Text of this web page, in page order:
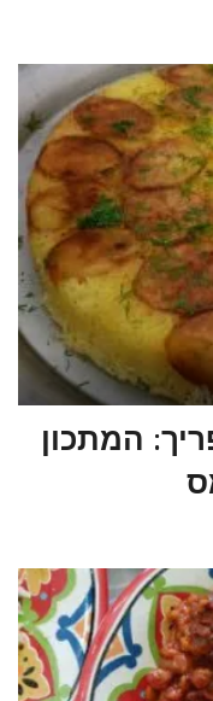
המתכון